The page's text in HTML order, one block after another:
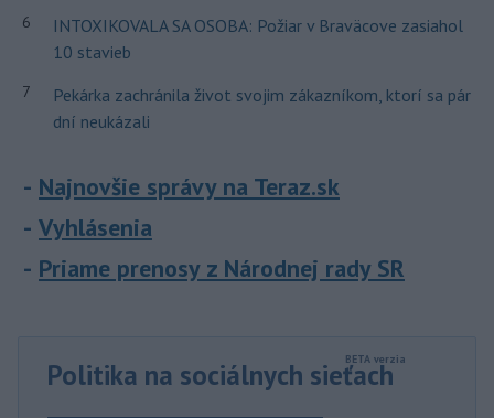
6
INTOXIKOVALA SA OSOBA: Požiar v Braväcove zasiahol
10 stavieb
7
Pekárka zachránila život svojim zákazníkom, ktorí sa pár
dní neukázali
Najnovšie správy na Teraz.sk
Vyhlásenia
Priame prenosy z Národnej rady SR
Politika na sociálnych sieťach